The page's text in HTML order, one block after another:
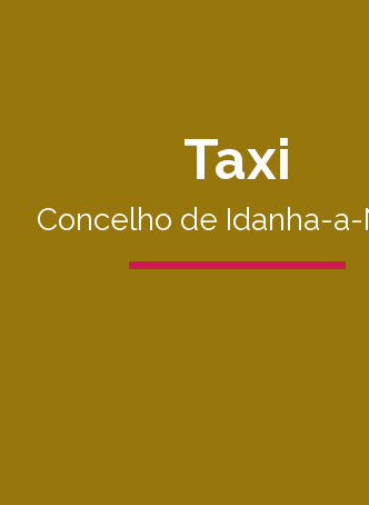
Taxi
Concelho de Idanha-